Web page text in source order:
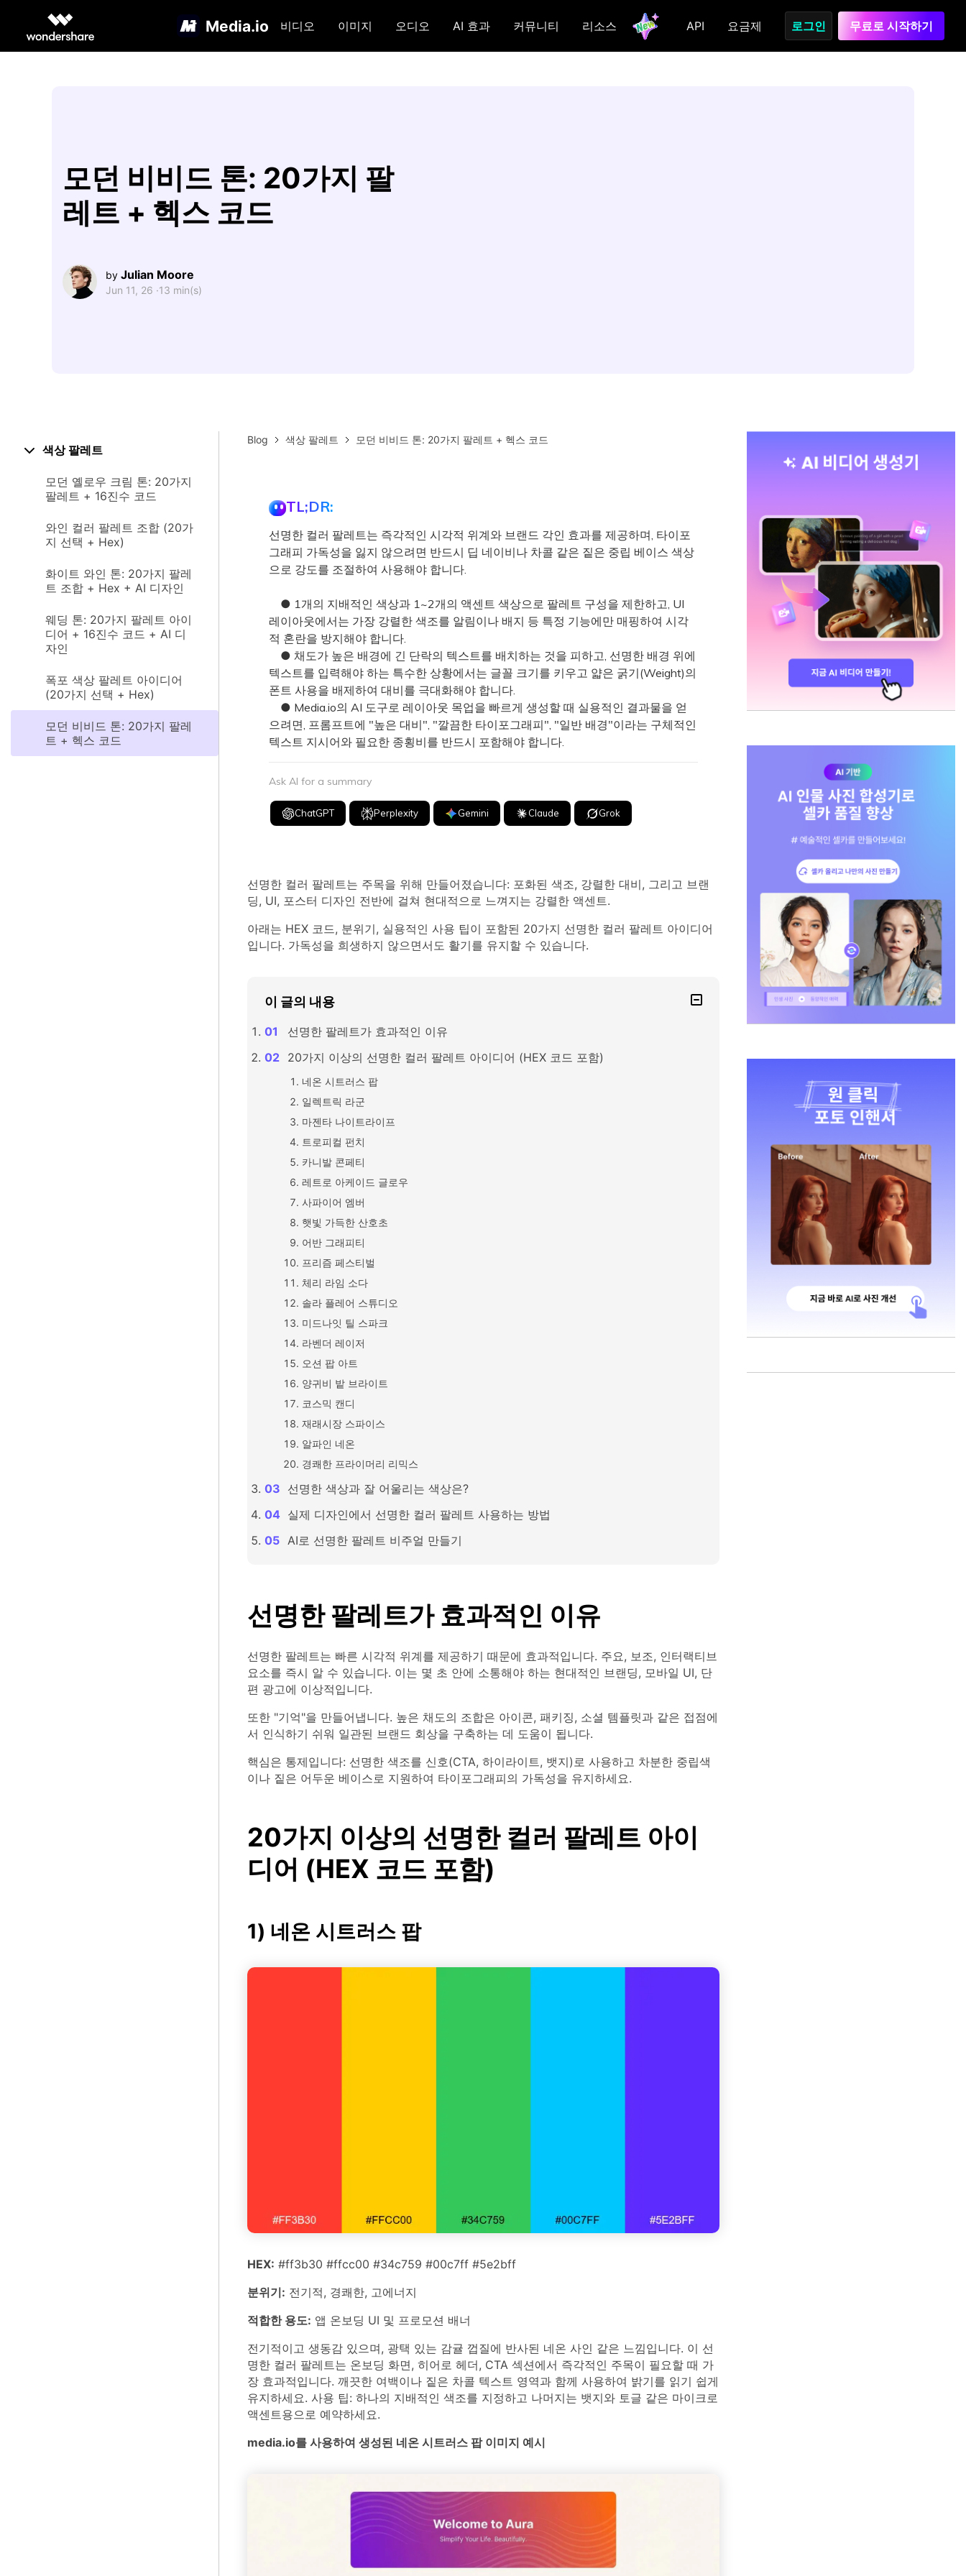
Media.io 비디오 이미지 오디오 AI 효과 커뮤니티 리소스 API 요금제 로그인 무료로 시작하기
모던 비비드 톤: 20가지 팔
레트 + 헥스 코드
by Julian Moore
Jun 11, 26 ·13 min(s)
색상 팔레트
모던 옐로우 크림 톤: 20가지
팔레트 + 16진수 코드
와인 컬러 팔레트 조합 (20가
지 선택 + Hex)
화이트 와인 톤: 20가지 팔레
트 조합 + Hex + AI 디자인
웨딩 톤: 20가지 팔레트 아이
디어 + 16진수 코드 + AI 디
자인
폭포 색상 팔레트 아이디어
(20가지 선택 + Hex)
모던 비비드 톤: 20가지 팔레
트 + 헥스 코드
Blog 색상 팔레트 모던 비비드 톤: 20가지 팔레트 + 헥스 코드
TL;DR:
선명한 컬러 팔레트는 즉각적인 시각적 위계와 브랜드 각인 효과를 제공하며, 타이포
그래피 가독성을 잃지 않으려면 반드시 딥 네이비나 차콜 같은 짙은 중립 베이스 색상
으로 강도를 조절하여 사용해야 합니다.
● 1개의 지배적인 색상과 1~2개의 액센트 색상으로 팔레트 구성을 제한하고, UI
레이아웃에서는 가장 강렬한 색조를 알림이나 배지 등 특정 기능에만 매핑하여 시각
적 혼란을 방지해야 합니다.
● 채도가 높은 배경에 긴 단락의 텍스트를 배치하는 것을 피하고, 선명한 배경 위에
텍스트를 입력해야 하는 특수한 상황에서는 글꼴 크기를 키우고 얇은 굵기(Weight)의
폰트 사용을 배제하여 대비를 극대화해야 합니다.
● Media.io의 AI 도구로 레이아웃 목업을 빠르게 생성할 때 실용적인 결과물을 얻
으려면, 프롬프트에 "높은 대비", "깔끔한 타이포그래피", "일반 배경"이라는 구체적인
텍스트 지시어와 필요한 종횡비를 반드시 포함해야 합니다.
Ask AI for a summary
ChatGPT Perplexity Gemini Claude Grok
선명한 컬러 팔레트는 주목을 위해 만들어졌습니다: 포화된 색조, 강렬한 대비, 그리고 브랜
딩, UI, 포스터 디자인 전반에 걸쳐 현대적으로 느껴지는 강렬한 액센트.
아래는 HEX 코드, 분위기, 실용적인 사용 팁이 포함된 20가지 선명한 컬러 팔레트 아이디어
입니다. 가독성을 희생하지 않으면서도 활기를 유지할 수 있습니다.
이 글의 내용
선명한 팔레트가 효과적인 이유
20가지 이상의 선명한 컬러 팔레트 아이디어 (HEX 코드 포함)
네온 시트러스 팝
일렉트릭 라군
마젠타 나이트라이프
트로피컬 펀치
카니발 콘페티
레트로 아케이드 글로우
사파이어 엠버
햇빛 가득한 산호초
어반 그래피티
프리즘 페스티벌
체리 라임 소다
솔라 플레어 스튜디오
미드나잇 틸 스파크
라벤더 레이저
오션 팝 아트
양귀비 밭 브라이트
코스믹 캔디
재래시장 스파이스
알파인 네온
경쾌한 프라이머리 리믹스
선명한 색상과 잘 어울리는 색상은?
실제 디자인에서 선명한 컬러 팔레트 사용하는 방법
AI로 선명한 팔레트 비주얼 만들기
선명한 팔레트가 효과적인 이유
선명한 팔레트는 빠른 시각적 위계를 제공하기 때문에 효과적입니다. 주요, 보조, 인터랙티브
요소를 즉시 알 수 있습니다. 이는 몇 초 안에 소통해야 하는 현대적인 브랜딩, 모바일 UI, 단
편 광고에 이상적입니다.
또한 "기억"을 만들어냅니다. 높은 채도의 조합은 아이콘, 패키징, 소셜 템플릿과 같은 접점에
서 인식하기 쉬워 일관된 브랜드 회상을 구축하는 데 도움이 됩니다.
핵심은 통제입니다: 선명한 색조를 신호(CTA, 하이라이트, 뱃지)로 사용하고 차분한 중립색
이나 짙은 어두운 베이스로 지원하여 타이포그래피의 가독성을 유지하세요.
20가지 이상의 선명한 컬러 팔레트 아이
디어 (HEX 코드 포함)
1) 네온 시트러스 팝
HEX: #ff3b30 #ffcc00 #34c759 #00c7ff #5e2bff
분위기: 전기적, 경쾌한, 고에너지
적합한 용도: 앱 온보딩 UI 및 프로모션 배너
전기적이고 생동감 있으며, 광택 있는 감귤 껍질에 반사된 네온 사인 같은 느낌입니다. 이 선
명한 컬러 팔레트는 온보딩 화면, 히어로 헤더, CTA 섹션에서 즉각적인 주목이 필요할 때 가
장 효과적입니다. 깨끗한 여백이나 짙은 차콜 텍스트 영역과 함께 사용하여 밝기를 읽기 쉽게
유지하세요. 사용 팁: 하나의 지배적인 색조를 지정하고 나머지는 뱃지와 토글 같은 마이크로
액센트용으로 예약하세요.
media.io를 사용하여 생성된 네온 시트러스 팝 이미지 예시